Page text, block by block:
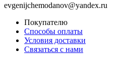
evgenijchemodanov@yandex.ru
Покупателю
Способы оплаты
Условия доставки
Связаться с нами